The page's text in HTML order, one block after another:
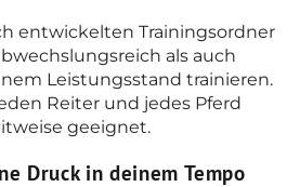
entwickelten Trainingsordner
als auch
Leistungsstand trainieren.
Reiter und jedes Pferd
geeignet.
Druck in deinem Tempo